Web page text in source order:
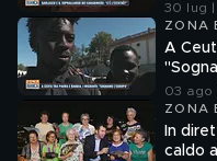
30 lug |
ZONA
A
03 ago
ZONA
In
caldo